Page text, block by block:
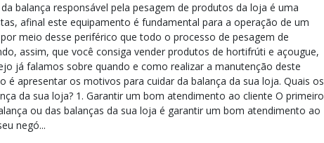
balança responsável pela pesagem de produtos da loja é uma
afinal este equipamento é fundamental para a operação de um
meio desse periférico que todo o processo de pesagem de
assim, que você consiga vender produtos de hortifrúti e açougue,
já falamos sobre quando e como realizar a manutenção deste
é apresentar os motivos para cuidar da balança da sua loja. Quais os
da sua loja? 1. Garantir um bom atendimento ao cliente O primeiro
ou das balanças da sua loja é garantir um bom atendimento ao
negó...